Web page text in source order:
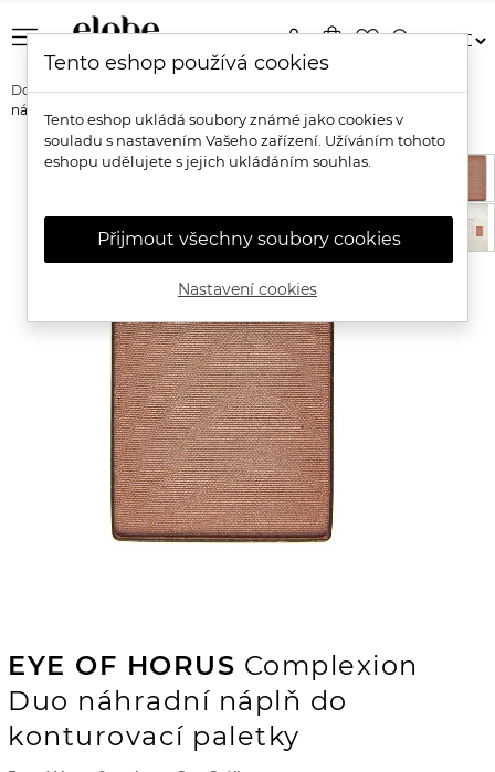
menu shopping_bagfavorite_bordersearch
person
Domů Značky Eye of Horus
Eye of Horus Complexion Duo
náhradní náplň do konturovací paletky
EYE OF HORUS Complexion
Duo náhradní náplň do
konturovací paletky
Tento eshop používá cookies
Tento eshop ukládá soubory známé jako cookies v
souladu s nastavením Vašeho zařízení. Užíváním tohoto
eshopu udělujete s jejich ukládáním souhlas.
Přijmout všechny soubory cookies
Nastavení cookies